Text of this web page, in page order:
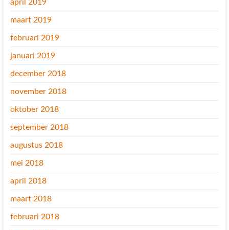
april 2019
maart 2019
februari 2019
januari 2019
december 2018
november 2018
oktober 2018
september 2018
augustus 2018
mei 2018
april 2018
maart 2018
februari 2018